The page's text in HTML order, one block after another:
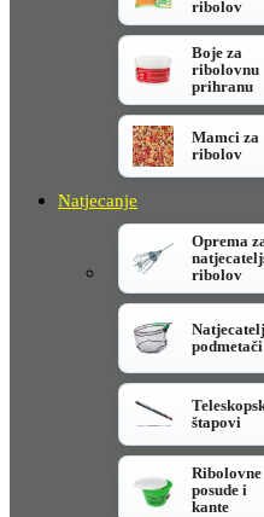
ribolov
Boje za
ribolovnu
prihranu
Mamci za
ribolov
Natjecanje
Oprema
ribolov
podmetači
štapovi
Ribolovne
posude i
kante